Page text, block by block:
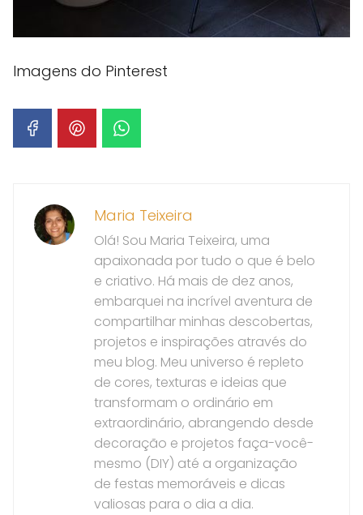
Imagens do Pinterest
Maria Teixeira
Olá! Sou Maria Teixeira, uma
apaixonada por tudo o que é belo
e criativo. Há mais de dez anos,
embarquei na incrível aventura de
compartilhar minhas descobertas,
projetos e inspirações através do
meu blog. Meu universo é repleto
de cores, texturas e ideias que
transformam o ordinário em
extraordinário, abrangendo desde
decoração e projetos faça-você-
mesmo (DIY) até a organização
de festas memoráveis e dicas
valiosas para o dia a dia.